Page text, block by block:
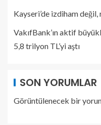
Kayseri’de izdiham değil,
VakıfBank’ın aktif
5,8 trilyon TL’yi aştı
SON YORUMLAR
Görüntülenecek bir